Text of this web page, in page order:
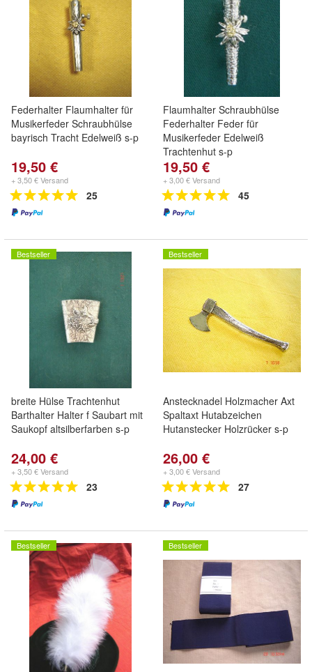
Federhalter Flaumhalter für
Musikerfeder Schraubhülse
bayrisch Tracht Edelweiß s-p
19,50 €
+ 3,50 € Versand
25
Flaumhalter Schraubhülse
Federhalter Feder für
Musikerfeder Edelweiß
Trachtenhut s-p
19,50 €
+ 3,00 € Versand
45
Bestseller
breite Hülse Trachtenhut
Barthalter Halter f Saubart mit
Saukopf altsilberfarben s-p
24,00 €
+ 3,50 € Versand
23
Bestseller
Anstecknadel Holzmacher Axt
Spaltaxt Hutabzeichen
Hutanstecker Holzrücker s-p
26,00 €
+ 3,00 € Versand
27
Bestseller Bestseller